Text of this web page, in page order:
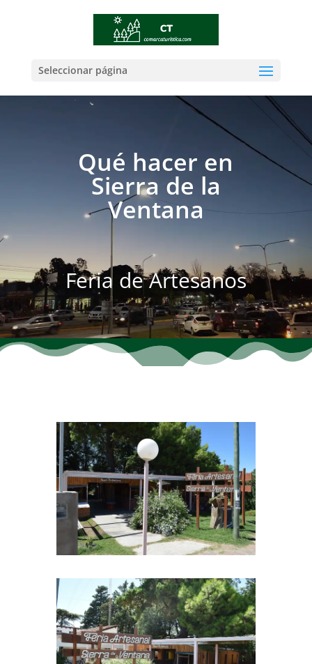
Seleccionar página
Qué hacer en
Sierra de la
Ventana
Feria de Artesanos